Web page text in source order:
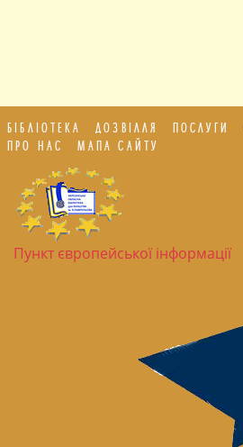
БІБЛІОТЕКА ДОЗВІЛЛЯ ПОСЛУГИ
ПРО НАС
МАПА САЙТУ
Пункт європейської інформації